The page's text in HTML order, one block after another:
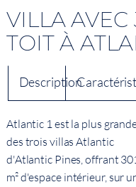
VILLA AVEC
TOIT À
Description
Atlantic 1 est la plus
des trois villas Atlantic
d'Atlantic Pines, offrant
m² d'espace intérieur, sur